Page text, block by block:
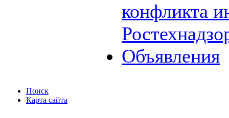
конфликта
Объявления
Поиск
Карта сайта